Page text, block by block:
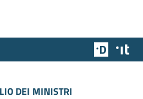
Team
DEI MINISTRI